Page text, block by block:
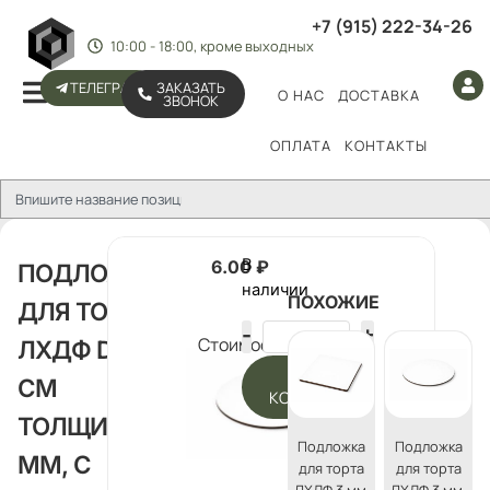
+7 (915) 222-34-26
10:00 - 18:00, кроме выходных
ТЕЛЕГРАМ ЗАКАЗАТЬ
ЗВОНОК О НАС ДОСТАВКА
ОПЛАТА КОНТАКТЫ
ПОДЛОЖКА
ДЛЯ ТОРТА
ЛХДФ D 10
СМ
ТОЛЩИНА 3
ММ, С
Стоимость:
6.00₽
В
наличии
В
КОРЗИНУ
ПОХОЖИЕ
Подложка
для торта
Подложка
для торта